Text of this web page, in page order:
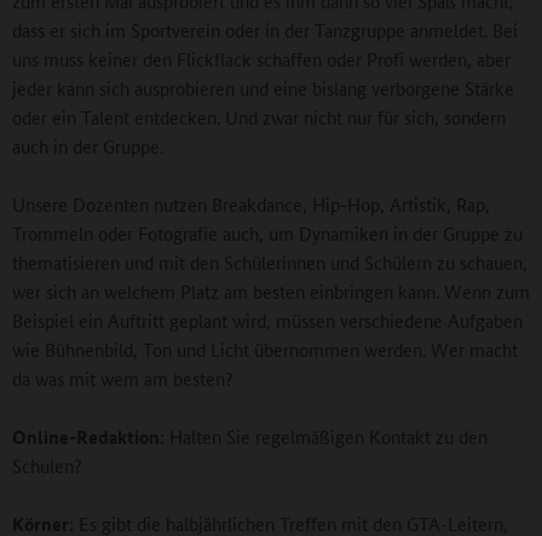
dass er sich im Sportverein oder in der Tanzgruppe anmeldet. Bei
uns muss keiner den Flickflack schaffen oder Profi werden, aber
jeder kann sich ausprobieren und eine bislang verborgene Stärke
oder ein Talent entdecken. Und zwar nicht nur für sich, sondern
auch in der Gruppe.
Unsere Dozenten nutzen Breakdance, Hip-Hop, Artistik, Rap,
Trommeln oder Fotografie auch, um Dynamiken in der Gruppe zu
thematisieren und mit den Schülerinnen und Schülern zu schauen,
wer sich an welchem Platz am besten einbringen kann. Wenn zum
Beispiel ein Auftritt geplant wird, müssen verschiedene Aufgaben
wie Bühnenbild, Ton und Licht übernommen werden. Wer macht
da was mit wem am besten?
Online-Redaktion: Halten Sie regelmäßigen Kontakt zu den
Schulen?
Körner: Es gibt die halbjährlichen Treffen mit den GTA-Leitern,